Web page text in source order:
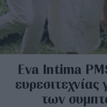
Eva Intima
ευρεσιτεχνίας
των